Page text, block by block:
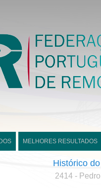
MELHORES RESULTADOS
Histórico
2414 -